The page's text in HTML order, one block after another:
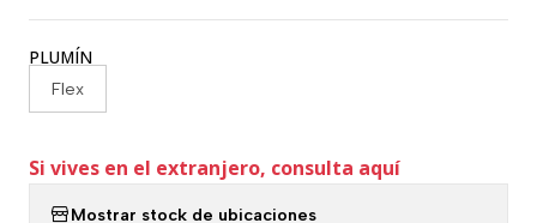
PLUMÍN
Flex
Si vives en el extranjero, consulta aquí
Mostrar stock de ubicaciones